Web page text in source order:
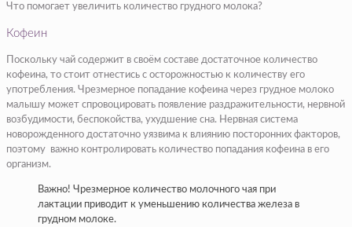
Что помогает увеличить количество грудного молока?
Кофеин
Поскольку чай содержит в своём составе достаточное количество
кофеина, то стоит отнестись с осторожностью к количеству его
употребления. Чрезмерное попадание кофеина через грудное молоко
малышу может спровоцировать появление раздражительности, нервной
возбудимости, беспокойства, ухудшение сна. Нервная система
новорожденного достаточно уязвима к влиянию посторонних факторов,
поэтому важно контролировать количество попадания кофеина в его
организм.
Важно! Чрезмерное количество молочного чая при
лактации приводит к уменьшению количества железа в
грудном молоке.